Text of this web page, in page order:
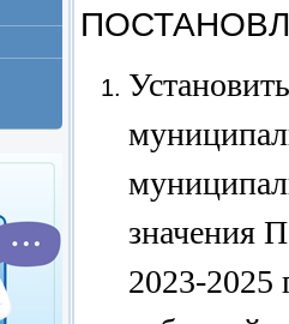
значения
2023-2025